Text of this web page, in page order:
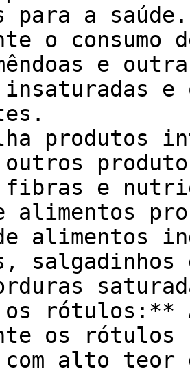
para a saúde.
o consumo
e
insaturadas
produtos
outros
fibras e
de alimentos
salgadinhos
rótulos:**
os
com alto teor